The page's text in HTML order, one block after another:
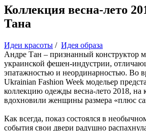
Коллекция весна-лето
Тана
Идеи красоты / Идея образа
Андре Тан – признанный конструктор
украинской фешен-индустрии,
эпатажностью и неординарностью. Во
Ukrainian Fashion Week модельер
коллекцию одежды весна-лето 2018, на
вдохновили женщины размера «плюс
Как всегда, показ состоялся в
события свои двери радушно